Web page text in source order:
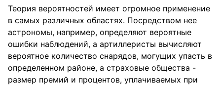
Теория вероятностей имеет огромное применение
в самых различных областях. Посредством нее
астрономы, например, определяют вероятные
ошибки наблюдений, а артиллеристы вычисляют
вероятное количество снарядов, могущих упасть в
определенном районе, а страховые общества -
размер премий и процентов, уплачиваемых при